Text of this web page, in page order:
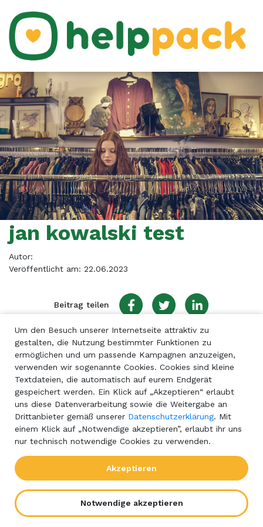
jan kowalski test
Autor:
Veröffentlicht am: 22.06.2023
Beitrag teilen
Um den Besuch unserer Internetseite attraktiv zu
gestalten, die Nutzung bestimmter Funktionen zu
ermöglichen und um passende Kampagnen anzuzeigen,
verwenden wir sogenannte Cookies. Cookies sind kleine
Textdateien, die automatisch auf eurem Endgerät
gespeichert werden. Ein Klick auf „Akzeptieren“ erlaubt
uns diese Datenverarbeitung sowie die Weitergabe an
Drittanbieter gemäß unserer Datenschutzerklärung. Mit
einem Klick auf „Notwendige akzeptieren”, erlaubt ihr uns
nur technisch notwendige Cookies zu verwenden.
Akzeptieren
Notwendige akzeptieren